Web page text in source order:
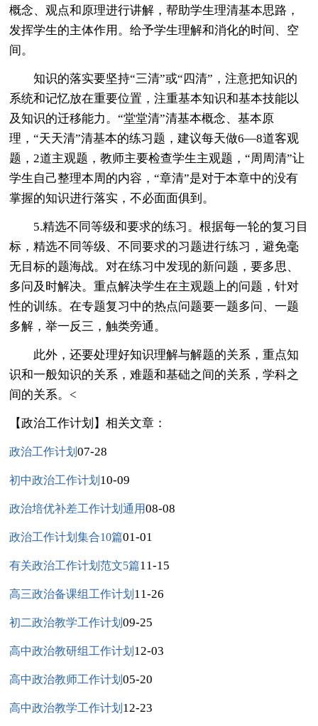
概念、观点和原理进行讲解，帮助学生理清基本思路，
发挥学生的主体作用。给予学生理解和消化的时间、空
间。
知识的落实要坚持“三清”或“四清”，注意把知识的
系统和记忆放在重要位置，注重基本知识和基本技能以
及知识的迁移能力。“堂堂清”清基本概念、基本原
理，“天天清”清基本的练习题，建议每天做6—8道客观
题，2道主观题，教师主要检查学生主观题，“周周清”让
学生自己整理本周的内容，“章清”是对于本章中的没有
掌握的知识进行落实，不必面面俱到。
5.精选不同等级和要求的练习。根据每一轮的复习目
标，精选不同等级、不同要求的习题进行练习，避免毫
无目标的题海战。对在练习中发现的新问题，要多思、
多问及时解决。重点解决学生在主观题上的问题，针对
性的训练。在专题复习中的热点问题要一题多问、一题
多解，举一反三，触类旁通。
此外，还要处理好知识理解与解题的关系，重点知
识和一般知识的关系，难题和基础之间的关系，学科之
间的关系。<
【政治工作计划】相关文章：
政治工作计划07-28
初中政治工作计划 10-09
政治培优补差工作计划通用08-08
政治工作计划集合10篇01-01
有关政治工作计划范文5篇11-15
高三政治备课组工作计划 11-26
初二政治教学工作计划09-25
高中政治教研组工作计划 12-03
高中政治教师工作计划05-20
高中政治教学工作计划 12-23